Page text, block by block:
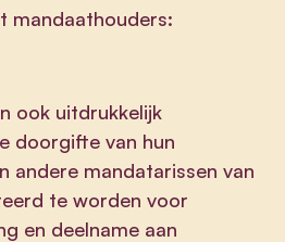
uitdrukkelijk
doorgifte van hun
andere mandatarissen van
te worden voor
en deelname aan